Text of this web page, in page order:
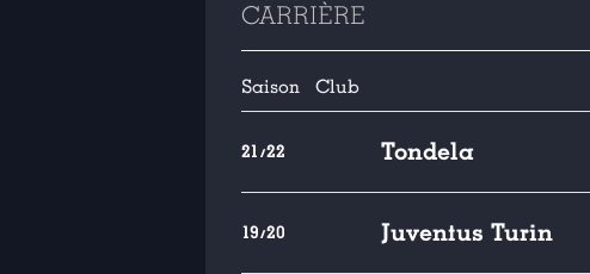
CARRIÈRE
Saison Club
21/22 Tondela
19/20 Juventus Turin